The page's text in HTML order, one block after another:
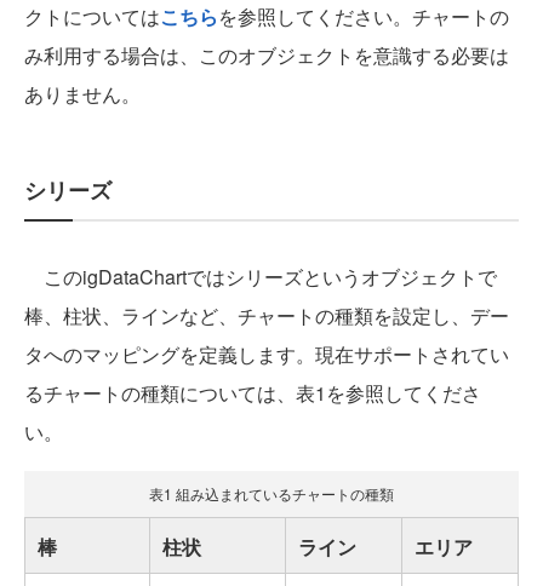
クトについてはこちらを参照してください。チャートの
み利用する場合は、このオブジェクトを意識する必要は
ありません。
シリーズ
このigDataChartではシリーズというオブジェクトで
棒、柱状、ラインなど、チャートの種類を設定し、デー
タへのマッピングを定義します。現在サポートされてい
るチャートの種類については、表1を参照してくださ
い。
表1 組み込まれているチャートの種類
棒 柱状 ライン エリア